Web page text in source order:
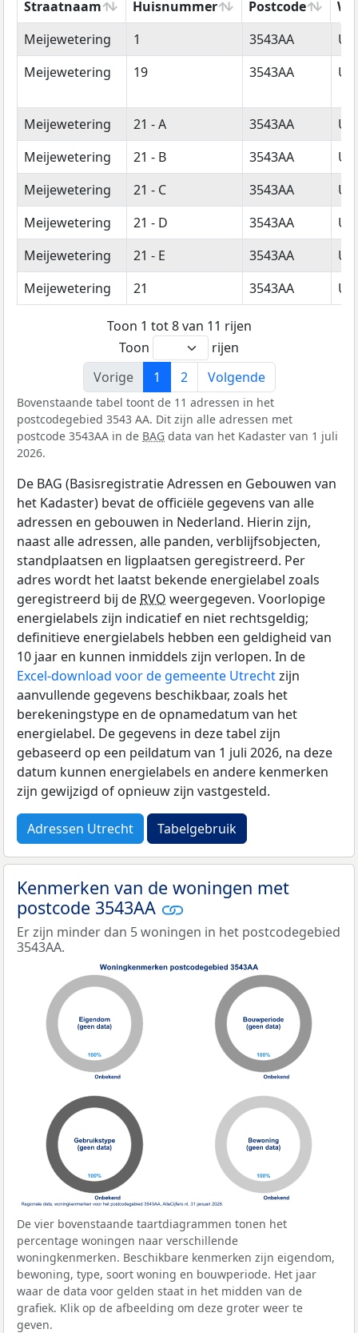
Straatnaam Huisnummer Postcode
Straatnaam
Huisnummer Postcode
Meijewetering 1 3543AA
Meijewetering
19 3543AA
Meijewetering 21 - A 3543AA
Meijewetering
21 - B 3543AA
Meijewetering
21 - C 3543AA
Meijewetering
21 - D 3543AA
Meijewetering
21 - E 3543AA
Meijewetering
21 3543AA
Toon 1 tot 8 van 11 rijen
Toon
rijen
Vorige
1 2 Volgende
Bovenstaande tabel toont de 11 adressen in het
postcodegebied 3543 AA. Dit zijn alle adressen met
postcode 3543AA in de BAG data van het Kadaster van 1 juli
2026.
De BAG (Basisregistratie Adressen en Gebouwen van
het Kadaster) bevat de officiële gegevens van alle
adressen en gebouwen in Nederland. Hierin zijn,
naast alle adressen, alle panden, verblijfsobjecten,
standplaatsen en ligplaatsen geregistreerd. Per
adres wordt het laatst bekende energielabel zoals
geregistreerd bij de RVO weergegeven. Voorlopige
energielabels zijn indicatief en niet rechtsgeldig;
definitieve energielabels hebben een geldigheid van
10 jaar en kunnen inmiddels zijn verlopen. In de
Excel-download voor de gemeente Utrechtzijn
aanvullende gegevens beschikbaar, zoals het
berekeningstype en de opnamedatum van het
energielabel. De gegevens in deze tabel zijn
gebaseerd op een peildatum van 1 juli 2026, na deze
datum kunnen energielabels en andere kenmerken
zijn gewijzigd of opnieuw zijn vastgesteld.
Adressen Utrecht Tabelgebruik
Kenmerken van de woningen met
postcode 3543AA
Er zijn minder dan 5 woningen in het postcodegebied
3543AA.
De vier bovenstaande taartdiagrammen tonen het
percentage woningen naar verschillende
woningkenmerken. Beschikbare kenmerken zijn eigendom,
bewoning, type, soort woning en bouwperiode. Het jaar
waar de data voor gelden staat in het midden van de
grafiek. Klik op de afbeelding om deze groter weer te
geven.